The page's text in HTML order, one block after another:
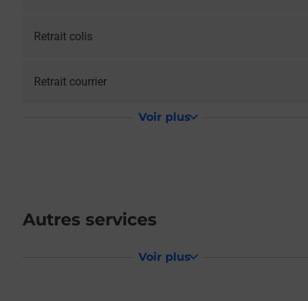
Retrait colis
Retrait courrier
Voir plus
Autres services
Voir plus